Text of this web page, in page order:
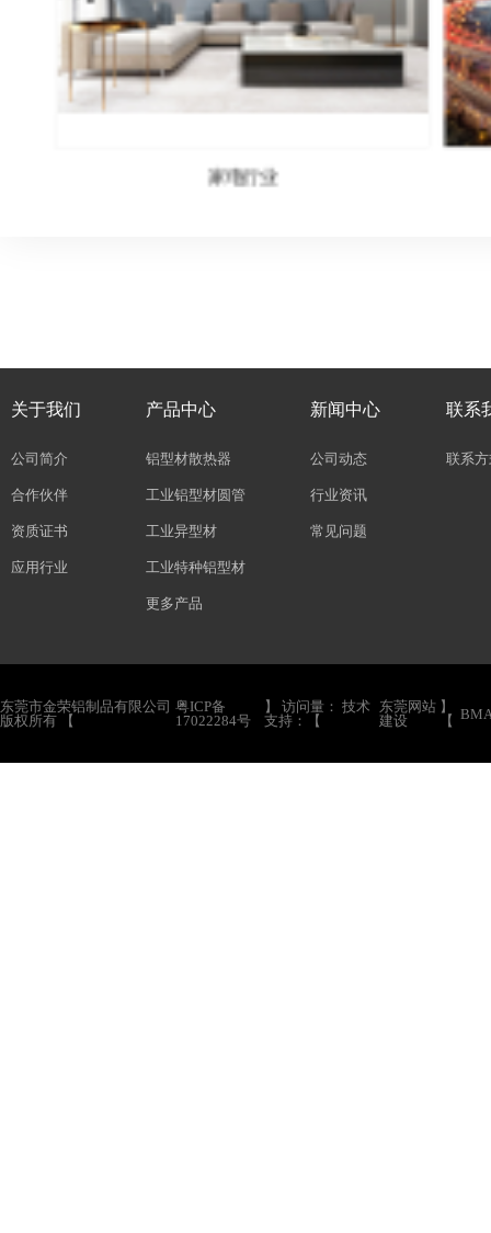
建筑行业
关于我们
公司简介
合作伙伴
资质证书
应用行业
产品中心
铝型材散热器
工业铝型材圆管
工业异型材
工业特种铝型材
更多产品
新闻中心
公司动态
行业资讯
常见问题
联系
联系
东莞市金荣铝制品有限公司
版权所有 【
粤ICP备
17022284号
】 访问量： 技术
支持：【
东莞网站
建设
】
【